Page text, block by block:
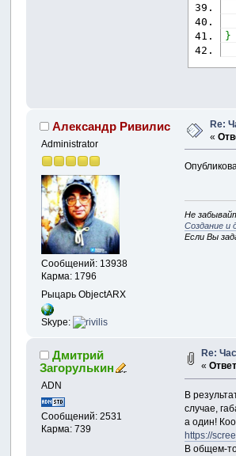
}
Александр Ривилис
Administrator
Сообщений: 13938
Карма: 1796
Рыцарь ObjectARX
Skype:
Re:
«
Не
Создание и
Если Вы
Дмитрий
Загорулькин
ADN
Сообщений: 2531
Карма: 739
Re:
«
В
случае,
а один!
https://
В общем-